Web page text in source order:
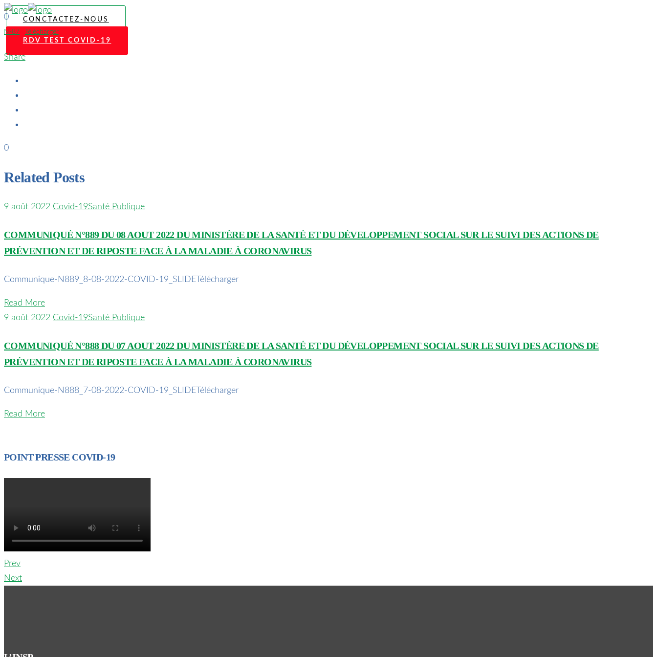
CONCTACTEZ-NOUS
RDV TEST COVID-19
0
N-87 Télécharger
Share
0
Related Posts
9 août 2022 Covid-19Santé Publique
COMMUNIQUÉ N°889 DU 08 AOUT 2022 DU MINISTÈRE DE LA SANTÉ ET DU DÉVELOPPEMENT SOCIAL SUR LE SUIVI DES ACTIONS DE
PRÉVENTION ET DE RIPOSTE FACE À LA MALADIE À CORONAVIRUS
Communique-N889_8-08-2022-COVID-19_SLIDETélécharger
Read More
9 août 2022 Covid-19Santé Publique
COMMUNIQUÉ N°888 DU 07 AOUT 2022 DU MINISTÈRE DE LA SANTÉ ET DU DÉVELOPPEMENT SOCIAL SUR LE SUIVI DES ACTIONS DE
PRÉVENTION ET DE RIPOSTE FACE À LA MALADIE À CORONAVIRUS
Communique-N888_7-08-2022-COVID-19_SLIDETélécharger
Read More
POINT PRESSE COVID-19
Prev
Next